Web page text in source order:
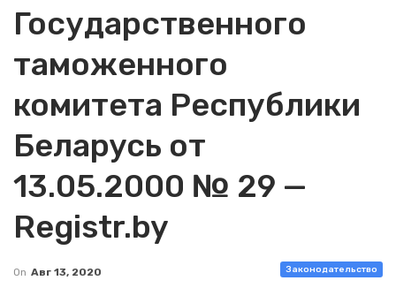
Государственного
таможенного
комитета Республики
Беларусь от
13.05.2000 № 29 —
Registr.by
Законодательство
On Авг 13, 2020